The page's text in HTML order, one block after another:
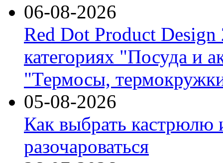
06-08-2026
Red Dot Product Design
категориях "Посуда и
"Термосы,
05-08-2026
Как выбрать кастрюлю
разочароваться